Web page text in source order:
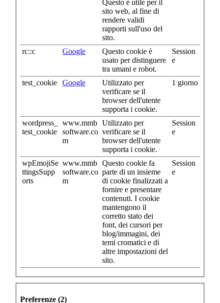
Questo è utile per il
sito web, al fine di
rendere validi
rapporti sull'uso del
sito.
rc::c Google
Questo cookie è
usato per distinguere
tra umani e robot.
Session
e
test_cookie Google
Utilizzato per
verificare se il
browser dell'utente
supporta i cookie.
1 giorno
wordpress_
test_cookie
www.mmb
software.co
m
Utilizzato per
verificare se il
browser dell'utente
supporta i cookie.
Session
e
wpEmojiSe
ttingsSupp
orts
www.mmb
software.co
m
Questo cookie fa
parte di un insieme
di cookie finalizzati a
fornire e presentare
contenuti. I cookie
mantengono il
corretto stato dei
font, dei cursori per
blog/immagini, dei
temi cromatici e di
altre impostazioni del
sito.
Session
e
Preferenze (2)